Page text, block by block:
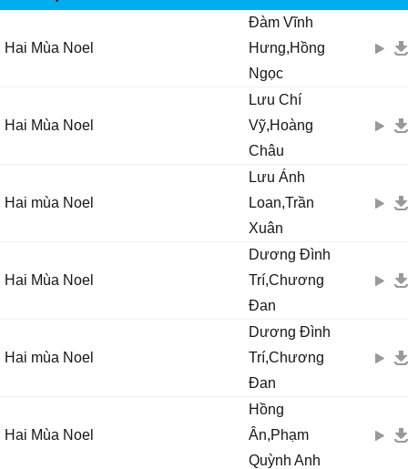
Hai Mùa Noel
Đàm Vĩnh
Hưng,Hồng
Ngọc
Hai Mùa Noel
Lưu Chí
Vỹ,Hoàng
Châu
Hai mùa Noel
Lưu Ánh
Loan,Trần
Xuân
Hai Mùa Noel
Dương Đình
Trí,Chương
Đan
Hai mùa Noel
Dương Đình
Trí,Chương
Đan
Hai Mùa Noel
Hồng
Ân,Phạm
Quỳnh Anh